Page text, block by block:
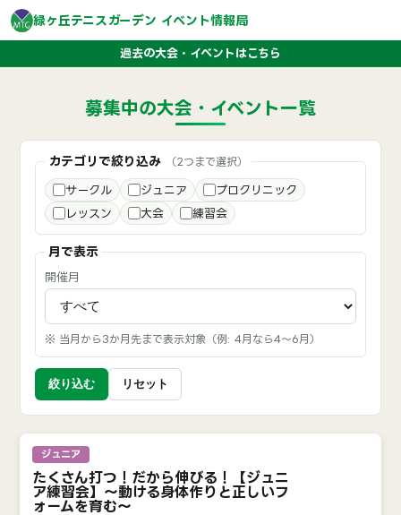
緑ヶ丘テニスガーデン イベント情報局
過去の大会・イベントはこちら
募集中の大会・イベント一覧
カテゴリで絞り込み （2つまで選択）
サークル ジュニア
プロクリニック
レッスン
大会 練習会
月で表示
開催月
※ 当月から3か月先まで表示対象（例: 4月なら4〜6月）
絞り込む リセット
ジュニア
たくさん打つ！だから伸びる！【ジュニ
ア練習会】〜動ける身体作りと正しいフ
ォームを育む〜